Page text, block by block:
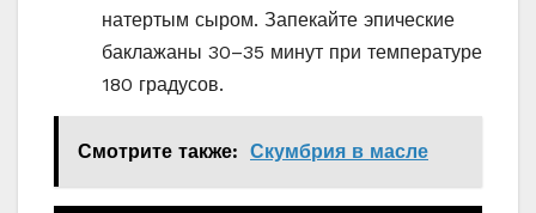
натертым сыром. Запекайте эпические
баклажаны 30–35 минут при температуре
180 градусов.
Смотрите также: Скумбрия в масле